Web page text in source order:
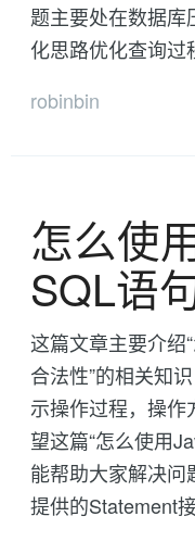
题主要处在数据库
化思路优化查询过
robinbin
怎么使
SQL语
这篇文章主要介绍
合法性”的相关知
示操作过程，操
望这篇“怎么使用
能帮助大家解决
提供的Statement